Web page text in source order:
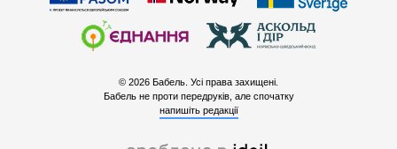
© 2026 Бабель. Усі права захищені.
Бабель не проти передруків, але спочатку
напишіть редакції